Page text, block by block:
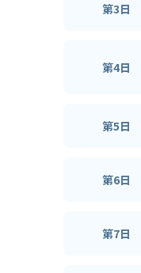
第3日
第4日
第5日
第6日
第7日